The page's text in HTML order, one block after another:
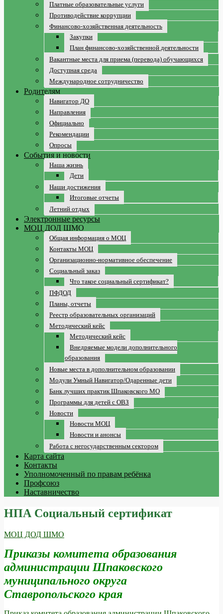
Платные образовательные услуги
Противодействие коррупции
Финансово-хозяйственная деятельность
Закупки
План финансово-хозяйственной деятельности
Вакантные места для приема (перевода) обучающихся
Доступная среда
Международное сотрудничество
Родителям
Навигатор ДО
Направления
Официально
Рекомендации
Опросы
События и новости
Наша жизнь
Дети
Наши достижения
Итоговые отчеты
Летний отдых
Электронные ресурсы
МОЦ ДОД ШМО
Общая информация о МОЦ
Контакты МОЦ
Организационно-нормативное обеспечение
Социальный заказ
Что такое социальный сертификат?
ПФДОД
Планы, отчеты
Реестр образовательных организаций
Методический кейс
Методический кейс
Внедряемые модели дополнительного
образования
Новые места в дополнительном образовании
Модули Умный Навигатор/Одаренные дети
Банк лучших практик Шпаковского МО
Программы для детей с ОВЗ
Новости
Новости МОЦ
Новости и анонсы
Работа с негосударственным сектором
Карта сайта
Контакты
Уполномоченный по правам ребёнка
Профсоюз
Наставничество
НПА Социальный сертификат
МОЦ ДОД ШМО
Приказы комитета образования
администрации Шпаковского
муниципального округа
Ставропольского края